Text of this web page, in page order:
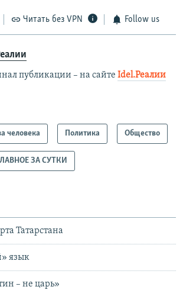
Читать без VPN Follow us
публикации – на сайте Idel.Реалии
человека Политика Общество
ЗА СУТКИ
Татарстана
язык
– не царь»